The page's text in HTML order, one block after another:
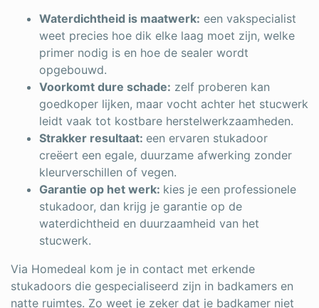
Waterdichtheid is maatwerk: een vakspecialist
weet precies hoe dik elke laag moet zijn, welke
primer nodig is en hoe de sealer wordt
opgebouwd.
Voorkomt dure schade: zelf proberen kan
goedkoper lijken, maar vocht achter het stucwerk
leidt vaak tot kostbare herstelwerkzaamheden.
Strakker resultaat: een ervaren stukadoor
creëert een egale, duurzame afwerking zonder
kleurverschillen of vegen.
Garantie op het werk: kies je een professionele
stukadoor, dan krijg je garantie op de
waterdichtheid en duurzaamheid van het
stucwerk.
Via Homedeal kom je in contact met erkende
stukadoors die gespecialiseerd zijn in badkamers en
natte ruimtes. Zo weet je zeker dat je badkamer niet